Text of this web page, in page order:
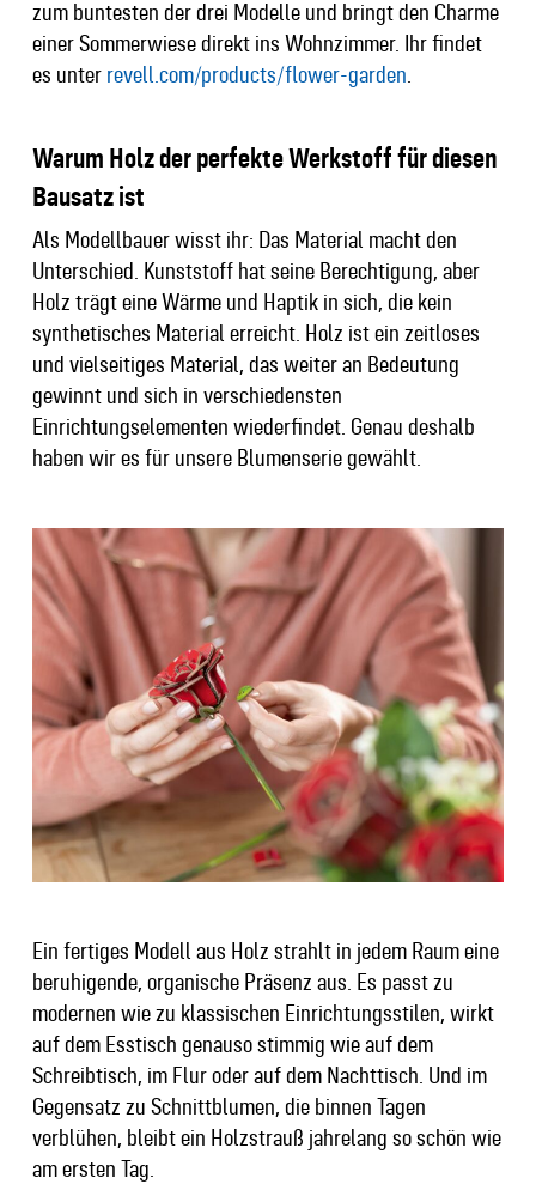
zum buntesten der drei Modelle und bringt den Charme
einer Sommerwiese direkt ins Wohnzimmer. Ihr findet
es unter revell.com/products/flower-garden.
Warum Holz der perfekte Werkstoff für diesen
Bausatz ist
Als Modellbauer wisst ihr: Das Material macht den
Unterschied. Kunststoff hat seine Berechtigung, aber
Holz trägt eine Wärme und Haptik in sich, die kein
synthetisches Material erreicht. Holz ist ein zeitloses
und vielseitiges Material, das weiter an Bedeutung
gewinnt und sich in verschiedensten
Einrichtungselementen wiederfindet. Genau deshalb
haben wir es für unsere Blumenserie gewählt.
Ein fertiges Modell aus Holz strahlt in jedem Raum eine
beruhigende, organische Präsenz aus. Es passt zu
modernen wie zu klassischen Einrichtungsstilen, wirkt
auf dem Esstisch genauso stimmig wie auf dem
Schreibtisch, im Flur oder auf dem Nachttisch. Und im
Gegensatz zu Schnittblumen, die binnen Tagen
verblühen, bleibt ein Holzstrauß jahrelang so schön wie
am ersten Tag.